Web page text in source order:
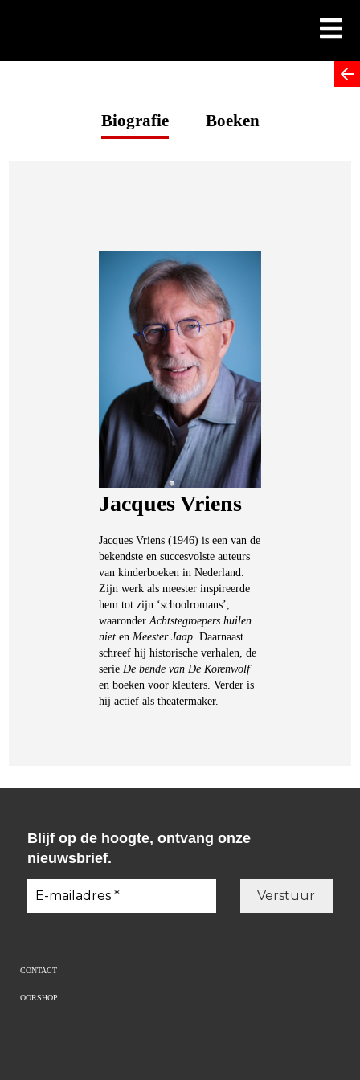
Biografie Boeken
Jacques Vriens
Jacques Vriens (1946) is een van de
bekendste en succesvolste auteurs
van kinderboeken in Nederland.
Zijn werk als meester inspireerde
hem tot zijn ‘schoolromans’,
waaronderAchtstegroepers huilen
niet enMeester Jaap. Daarnaast
schreef hij historische verhalen, de
serieDe bende van De Korenwolf
en boeken voor kleuters. Verder is
hij actief als theatermaker.
Blijf op de hoogte, ontvang onze
nieuwsbrief.
CONTACT
OORSHOP